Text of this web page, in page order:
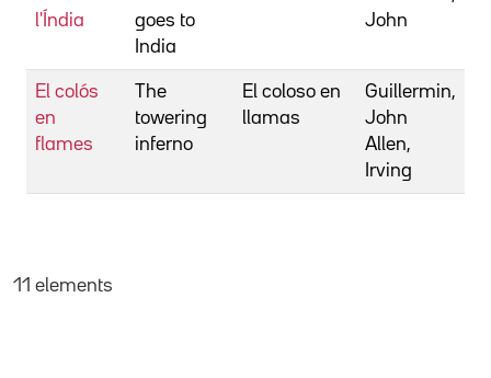
l'Índia
goes to
India
John
El colós
en
flames
The
towering
inferno
El coloso en
llamas
Guillermin,
John
Allen,
Irving
11 elements